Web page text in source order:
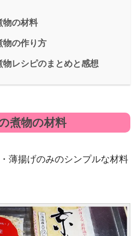
物の材料
物の作り方
レシピのまとめと感想
煮物の材料
薄揚げのみのシンプルな材料